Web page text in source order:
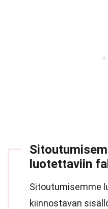
luotettaviin
Sitoutumisemme
kiinnostavan